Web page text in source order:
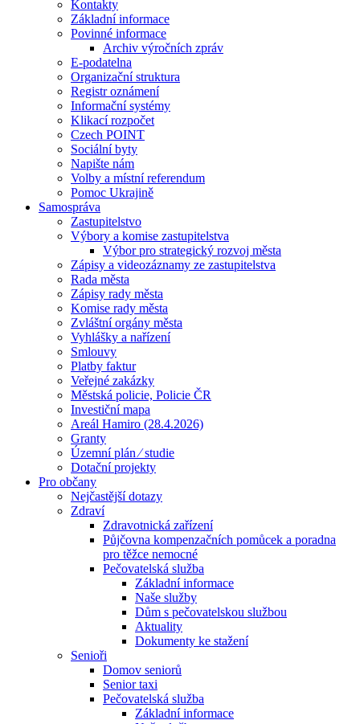
Kontakty
Základní informace
Povinné informace
Archiv výročních zpráv
E-podatelna
Organizační struktura
Registr oznámení
Informační systémy
Klikací rozpočet
Czech POINT
Sociální byty
Napište nám
Volby a místní referendum
Pomoc Ukrajině
Samospráva
Zastupitelstvo
Výbory a komise zastupitelstva
Výbor pro strategický rozvoj města
Zápisy a videozáznamy ze zastupitelstva
Rada města
Zápisy rady města
Komise rady města
Zvláštní orgány města
Vyhlášky a nařízení
Smlouvy
Platby faktur
Veřejné zakázky
Městská policie, Policie ČR
Investiční mapa
Areál Hamiro (28.4.2026)
Granty
Územní plán ⁄ studie
Dotační projekty
Pro občany
Nejčastější dotazy
Zdraví
Zdravotnická zařízení
Půjčovna kompenzačních pomůcek a poradna
pro těžce nemocné
Pečovatelská služba
Základní informace
Naše služby
Dům s pečovatelskou službou
Aktuality
Dokumenty ke stažení
Senioři
Domov seniorů
Senior taxi
Pečovatelská služba
Základní informace